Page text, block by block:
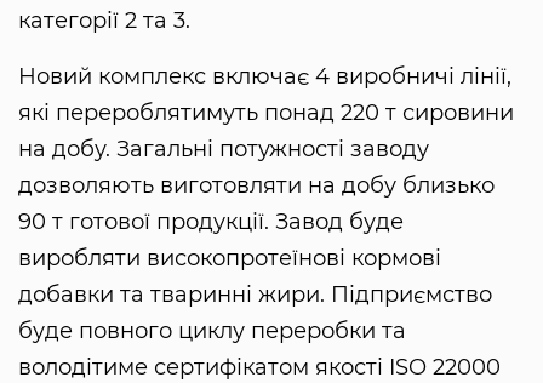
категорії 2 та 3.
Новий комплекс включає 4 виробничі лінії,
які перероблятимуть понад 220 т сировини
на добу. Загальні потужності заводу
дозволяють виготовляти на добу близько
90 т готової продукції. Завод буде
виробляти високопротеїнові кормові
добавки та тваринні жири. Підприємство
буде повного циклу переробки та
володітиме сертифікатом якості ISO 22000